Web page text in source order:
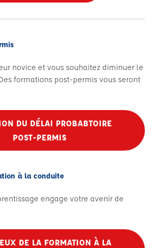
novice et vous souhaitez diminuer le
formations post-permis vous seront
DU DÉLAI PROBABTOIRE
POST-PERMIS
à la conduite
engage votre avenir de
DE LA FORMATION À LA